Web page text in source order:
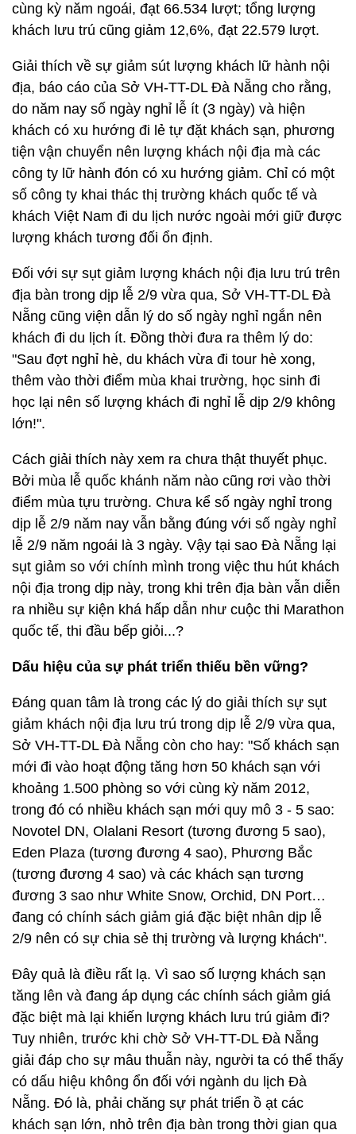
cùng kỳ năm ngoái, đạt 66.534 lượt; tổng lượng
khách lưu trú cũng giảm 12,6%, đạt 22.579 lượt.
Giải thích về sự giảm sút lượng khách lữ hành nội
địa, báo cáo của Sở VH-TT-DL Đà Nẵng cho rằng,
do năm nay số ngày nghỉ lễ ít (3 ngày) và hiện
khách có xu hướng đi lẻ tự đặt khách sạn, phương
tiện vận chuyển nên lượng khách nội địa mà các
công ty lữ hành đón có xu hướng giảm. Chỉ có một
số công ty khai thác thị trường khách quốc tế và
khách Việt Nam đi du lịch nước ngoài mới giữ được
lượng khách tương đối ổn định.
Đối với sự sụt giảm lượng khách nội địa lưu trú trên
địa bàn trong dịp lễ 2/9 vừa qua, Sở VH-TT-DL Đà
Nẵng cũng viện dẫn lý do số ngày nghỉ ngắn nên
khách đi du lịch ít. Đồng thời đưa ra thêm lý do:
"Sau đợt nghỉ hè, du khách vừa đi tour hè xong,
thêm vào thời điểm mùa khai trường, học sinh đi
học lại nên số lượng khách đi nghỉ lễ dịp 2/9 không
lớn!".
Cách giải thích này xem ra chưa thật thuyết phục.
Bởi mùa lễ quốc khánh năm nào cũng rơi vào thời
điểm mùa tựu trường. Chưa kể số ngày nghỉ trong
dịp lễ 2/9 năm nay vẫn bằng đúng với số ngày nghỉ
lễ 2/9 năm ngoái là 3 ngày. Vậy tại sao Đà Nẵng lại
sụt giảm so với chính mình trong việc thu hút khách
nội địa trong dịp này, trong khi trên địa bàn vẫn diễn
ra nhiều sự kiện khá hấp dẫn như cuộc thi Marathon
quốc tế, thi đầu bếp giỏi...?
Dấu hiệu của sự phát triển thiếu bền vững?
Đáng quan tâm là trong các lý do giải thích sự sụt
giảm khách nội địa lưu trú trong dịp lễ 2/9 vừa qua,
Sở VH-TT-DL Đà Nẵng còn cho hay: "Số khách sạn
mới đi vào hoạt động tăng hơn 50 khách sạn với
khoảng 1.500 phòng so với cùng kỳ năm 2012,
trong đó có nhiều khách sạn mới quy mô 3 - 5 sao:
Novotel DN, Olalani Resort (tương đương 5 sao),
Eden Plaza (tương đương 4 sao), Phương Bắc
(tương đương 4 sao) và các khách sạn tương
đương 3 sao như White Snow, Orchid, DN Port…
đang có chính sách giảm giá đặc biệt nhân dịp lễ
2/9 nên có sự chia sẻ thị trường và lượng khách".
Đây quả là điều rất lạ. Vì sao số lượng khách sạn
tăng lên và đang áp dụng các chính sách giảm giá
đặc biệt mà lại khiến lượng khách lưu trú giảm đi?
Tuy nhiên, trước khi chờ Sở VH-TT-DL Đà Nẵng
giải đáp cho sự mâu thuẫn này, người ta có thể thấy
có dấu hiệu không ổn đối với ngành du lịch Đà
Nẵng. Đó là, phải chăng sự phát triển ồ ạt các
khách sạn lớn, nhỏ trên địa bàn trong thời gian qua